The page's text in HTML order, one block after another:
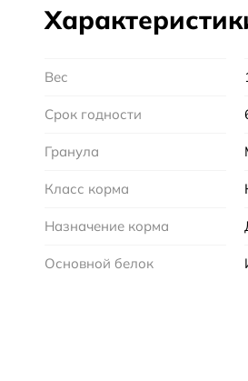
Вес
Срок годности
Гранула
Класс корма
Назначение корма
Основной белок